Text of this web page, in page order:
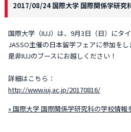
2017/08/24 国際大学 国際関係学研究
国際大学（IUJ）は、9月3日（日）にタ
JASSO主催の日本留学フェアに参加をし
是非IUJのブースにお越しください！
詳細はこちら：
http://www.iuj.ac.jp/20170816/
» 国際大学 国際関係学研究科の学校情報